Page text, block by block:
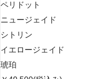
ペリドット
ニュージェイド
シトリン
イエロージェイド
琥珀